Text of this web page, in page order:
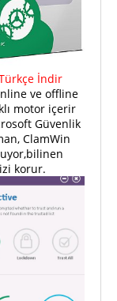
İndir
ve offline
motor içerir
Güvenlik
ClamWin
korur.